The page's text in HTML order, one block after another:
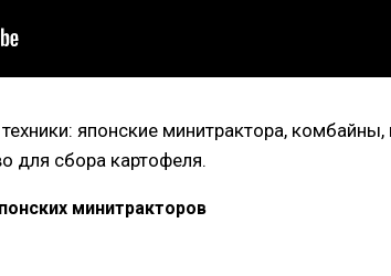
японские минитрактора, комбайны,
для сбора картофеля.
минитракторов